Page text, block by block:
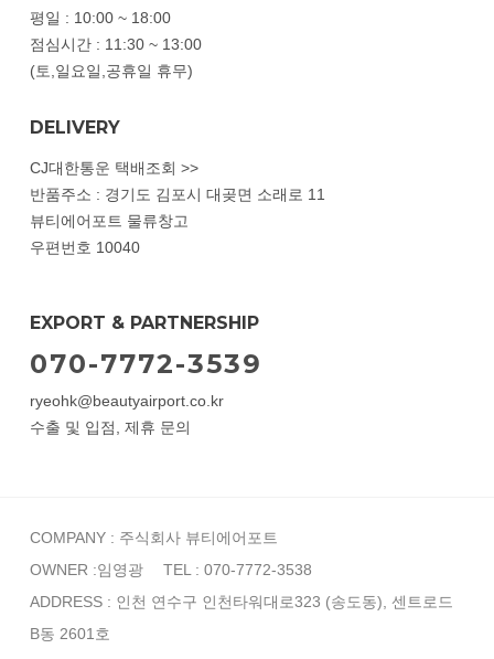
평일 : 10:00 ~ 18:00
점심시간 : 11:30 ~ 13:00
(토,일요일,공휴일 휴무)
DELIVERY
CJ대한통운 택배조회 >>
반품주소 : 경기도 김포시 대곶면 소래로 11
뷰티에어포트 물류창고
우편번호 10040
EXPORT & PARTNERSHIP
070-7772-3539
ryeohk@beautyairport.co.kr
수출 및 입점, 제휴 문의
COMPANY : 주식회사 뷰티에어포트
OWNER :임영광
TEL : 070-7772-3538
ADDRESS : 인천 연수구 인천타워대로323 (송도동), 센트로드
B동 2601호